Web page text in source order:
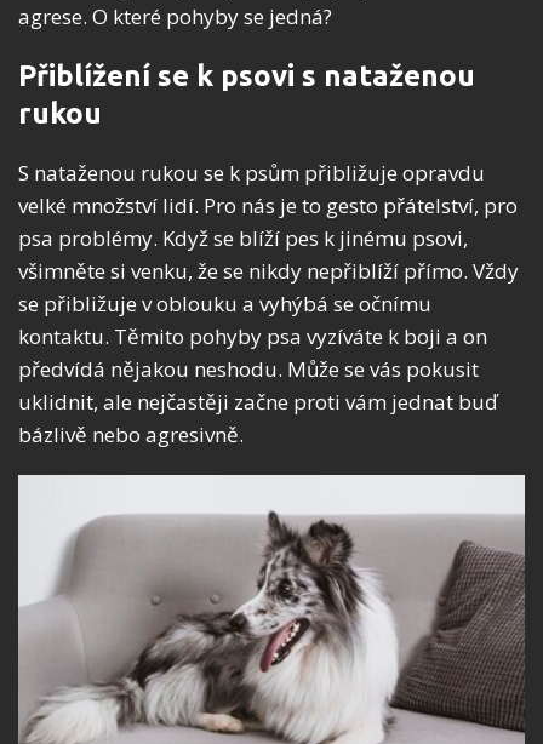
agrese. O které pohyby se jedná?
Přiblížení se k psovi s nataženou
rukou
S nataženou rukou se k psům přibližuje opravdu
velké množství lidí. Pro nás je to gesto přátelství, pro
psa problémy. Když se blíží pes k jinému psovi,
všimněte si venku, že se nikdy nepřiblíží přímo. Vždy
se přibližuje v oblouku a vyhýbá se očnímu
kontaktu. Těmito pohyby psa vyzíváte k boji a on
předvídá nějakou neshodu. Může se vás pokusit
uklidnit, ale nejčastěji začne proti vám jednat buď
bázlivě nebo agresivně.